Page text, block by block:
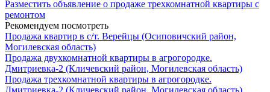
Разместить объявление о продаже трехкомнатной квартиры с
ремонтом
Рекомендуем посмотреть
Продажа квартир в с/т. Верейцы (Осиповичский район,
Могилевская область)
Продажа двухкомнатной квартиры в агрогородке.
Дмитриевка-2 (Кличевский район, Могилевская область)
Продажа трехкомнатной квартиры в агрогородке.
Дмитриевка-2 (Кличевский район, Могилевская область)